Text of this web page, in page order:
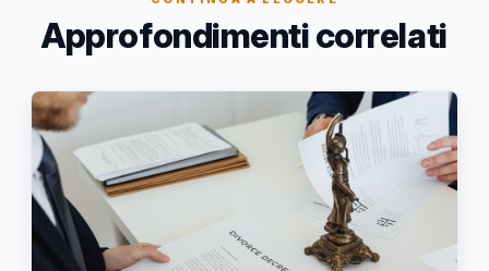
Approfondimenti correlati